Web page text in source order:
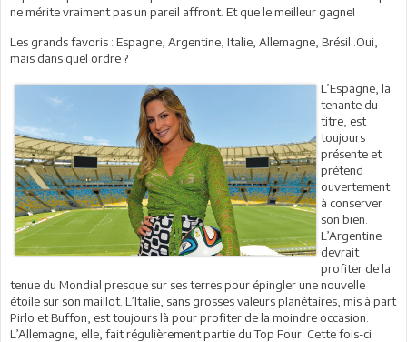
ne mérite vraiment pas un pareil affront. Et que le meilleur gagne!
Les grands favoris : Espagne, Argentine, Italie, Allemagne, Brésil..Oui,
mais dans quel ordre ?
L’Espagne, la
tenante du
titre, est
toujours
présente et
prétend
ouvertement
à conserver
son bien.
L’Argentine
devrait
profiter de la
tenue du Mondial presque sur ses terres pour épingler une nouvelle
étoile sur son maillot. L’Italie, sans grosses valeurs planétaires, mis à part
Pirlo et Buffon, est toujours là pour profiter de la moindre occasion.
L’Allemagne, elle, fait régulièrement partie du Top Four. Cette fois-ci